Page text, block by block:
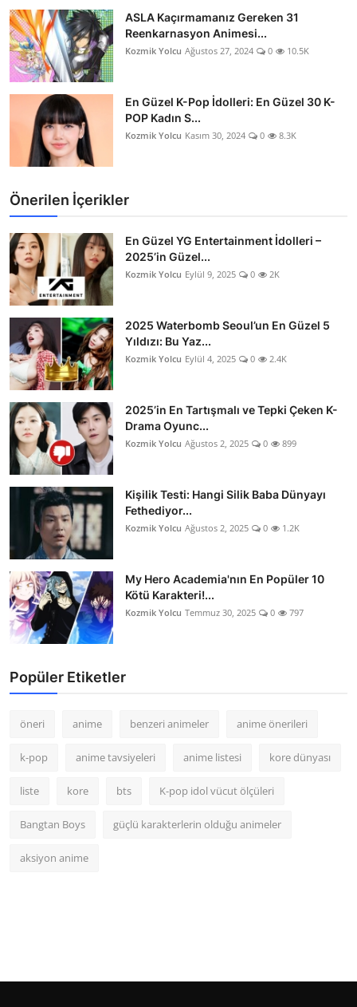
ASLA Kaçırmamanız Gereken 31
Reenkarnasyon Animesi...
Kozmik Yolcu Ağustos 27, 2024 0 10.5K
En Güzel K-Pop İdolleri: En Güzel 30 K-
POP Kadın S...
Kozmik Yolcu Kasım 30, 2024 0 8.3K
Önerilen İçerikler
En Güzel YG Entertainment İdolleri –
2025’in Güzel...
Kozmik Yolcu Eylül 9, 2025 0 2K
2025 Waterbomb Seoul’un En Güzel 5
Yıldızı: Bu Yaz...
Kozmik Yolcu Eylül 4, 2025 0 2.4K
2025’in En Tartışmalı ve Tepki Çeken K-
Drama Oyunc...
Kozmik Yolcu Ağustos 2, 2025 0 899
Kişilik Testi: Hangi Silik Baba Dünyayı
Fethediyor...
Kozmik Yolcu Ağustos 2, 2025 0 1.2K
My Hero Academia'nın En Popüler 10
Kötü Karakteri!...
Kozmik Yolcu Temmuz 30, 2025 0 797
Popüler Etiketler
öneri anime benzeri animeler anime önerileri
k-pop anime tavsiyeleri anime listesi kore dünyası
liste kore bts K-pop idol vücut ölçüleri
Bangtan Boys güçlü karakterlerin olduğu animeler
aksiyon anime